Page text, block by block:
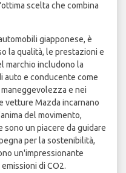
scelta che combina
giapponese, è
la qualità, le prestazioni e
marchio includono la
auto e conducente come
e nei
vetture Mazda incarnano
del movimento,
un piacere da guidare
per la sostenibilità,
un'impressionante
di CO2.